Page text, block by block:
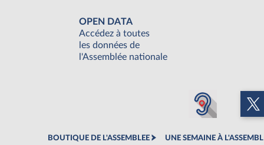
OPEN DATA
Accédez à toutes
les données de
l'Assemblée nationale
BOUTIQUE DE L'ASSEMBLEE UNE SEMAINE À